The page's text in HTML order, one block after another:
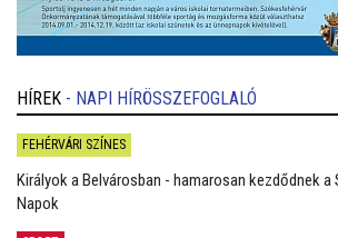
HÍREK - NAPI HÍRÖSSZEFOGLALÓ
FEHÉRVÁRI SZÍNES
Királyok a Belvárosban - hamarosan kezdődnek a
Napok